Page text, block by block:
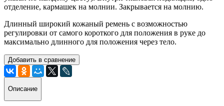
отделение, кармашек на молнии. Закрывается на молнию.
Длинный широкий кожаный ремень с возможностью
регулировки от самого короткого для положения в руке до
максимально длинного для положения через тело.
Добавить в сравнение
Описание